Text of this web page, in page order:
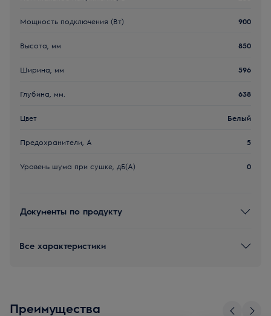
Мощность подключения (Вт) 900
Высота, мм 850
Ширина, мм 596
Глубина, мм. 638
Цвет Белый
Предохранители, А 5
Уровень шума при сушке, дБ(А) 0
Документы по продукту
Все характеристики
Преимущества